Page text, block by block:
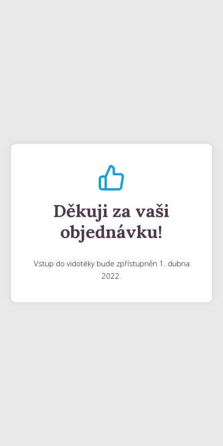
Děkuji za vaši
objednávku!
Vstup do vidotéky bude zpřístupněn 1. dubna
2022.